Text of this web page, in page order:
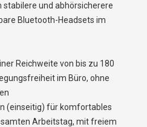
und abhörsicherere
Bluetooth-Headsets im
Reichweite von bis zu 180
im Büro, ohne
(einseitig) für komfortables
Arbeitstag, mit freiem